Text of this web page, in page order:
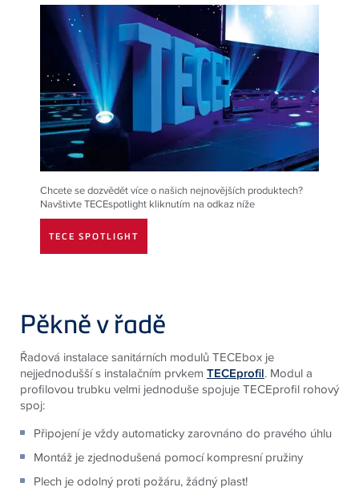
Chcete se dozvědět více o našich nejnovějších produktech?
NavštivteTECEspotlight kliknutím na odkaz níže
TECE SPOTLIGHT
Pěkně v řadě
Řadová instalace sanitárních modulů TECEbox je
nejjednodušší s instalačním prvkem TECEprofil. Modul a
profilovou trubku velmi jednoduše spojujeTECEprofil rohový
spoj:
Připojení je vždy automaticky zarovnáno do pravého úhlu
Montáž je zjednodušená pomocí kompresní pružiny
Plech je odolný proti požáru, žádný plast!